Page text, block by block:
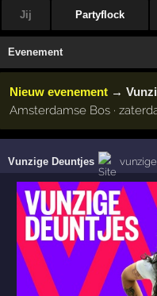
Jij Partyflock
Evenement
Nieuw evenement →
Amsterdamse Bos ·
Vunzige Deuntjes